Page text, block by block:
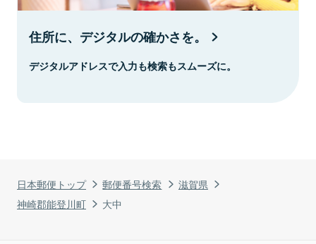
日本郵便トップ 郵便番号検索
滋賀県
神崎郡能登川町
大中
住所に、デジタルの確かさを。
デジタルアドレスで入力も検索もスムーズに。